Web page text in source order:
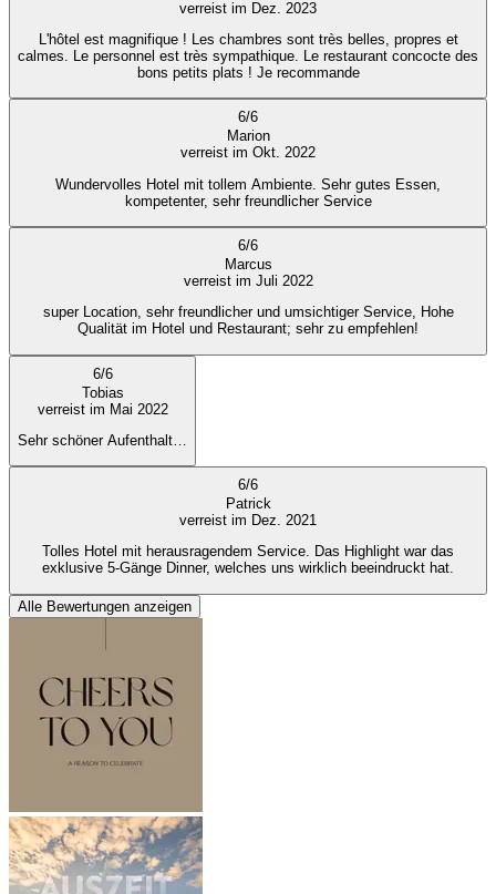
verreist im Dez. 2023
L'hôtel est magnifique ! Les chambres sont très belles, propres et
calmes. Le personnel est très sympathique. Le restaurant concocte des
bons petits plats ! Je recommande
6/6
Marion
verreist im Okt. 2022
Wundervolles Hotel mit tollem Ambiente. Sehr gutes Essen,
kompetenter, sehr freundlicher Service
6/6
Marcus
verreist im Juli 2022
super Location, sehr freundlicher und umsichtiger Service, Hohe
Qualität im Hotel und Restaurant; sehr zu empfehlen!
6/6
Tobias
verreist im Mai 2022
Sehr schöner Aufenthalt…
6/6
Patrick
verreist im Dez. 2021
Tolles Hotel mit herausragendem Service. Das Highlight war das
exklusive 5-Gänge Dinner, welches uns wirklich beeindruckt hat.
Alle Bewertungen anzeigen